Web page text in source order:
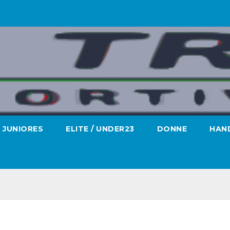
JUNIORES ELITE / UNDER23 DONNE